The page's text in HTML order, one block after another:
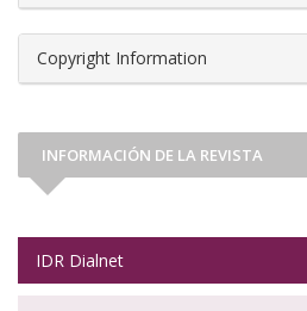
Copyright Information
INFORMACIÓN DE LA REVISTA
IDR Dialnet